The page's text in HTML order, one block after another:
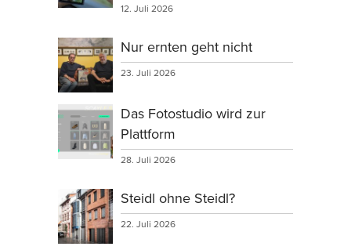
12. Juli 2026
Nur ernten geht nicht
23. Juli 2026
Das Fotostudio wird zur
Plattform
28. Juli 2026
Steidl ohne Steidl?
22. Juli 2026